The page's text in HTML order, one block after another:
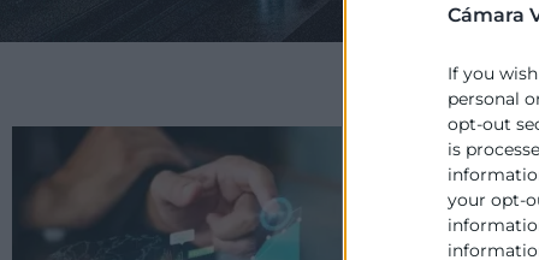
Cámara
If you
personal
opt-out
is
your opt-
Economía
Si en tu empresa
tecnología y habéis